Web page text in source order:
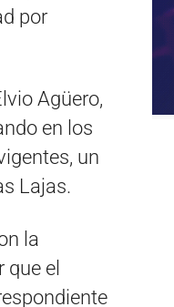
por
Agüero,
en los
un
Lajas.
la
el